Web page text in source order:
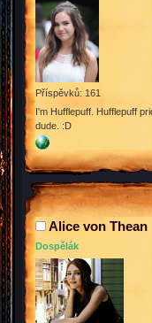
Příspěvků: 161
I'm Hufflepuff. Hufflepuff
dude. :D
Alice von Thean
Dospělák